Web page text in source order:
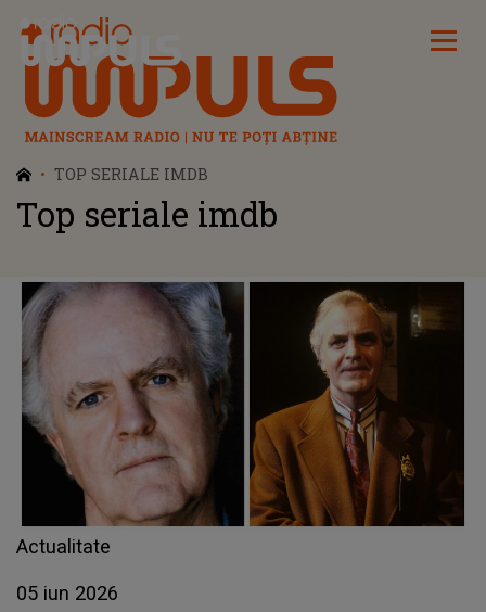
Radio Impuls
TOP SERIALE IMDB
Top seriale imdb
Actualitate
05 iun 2026